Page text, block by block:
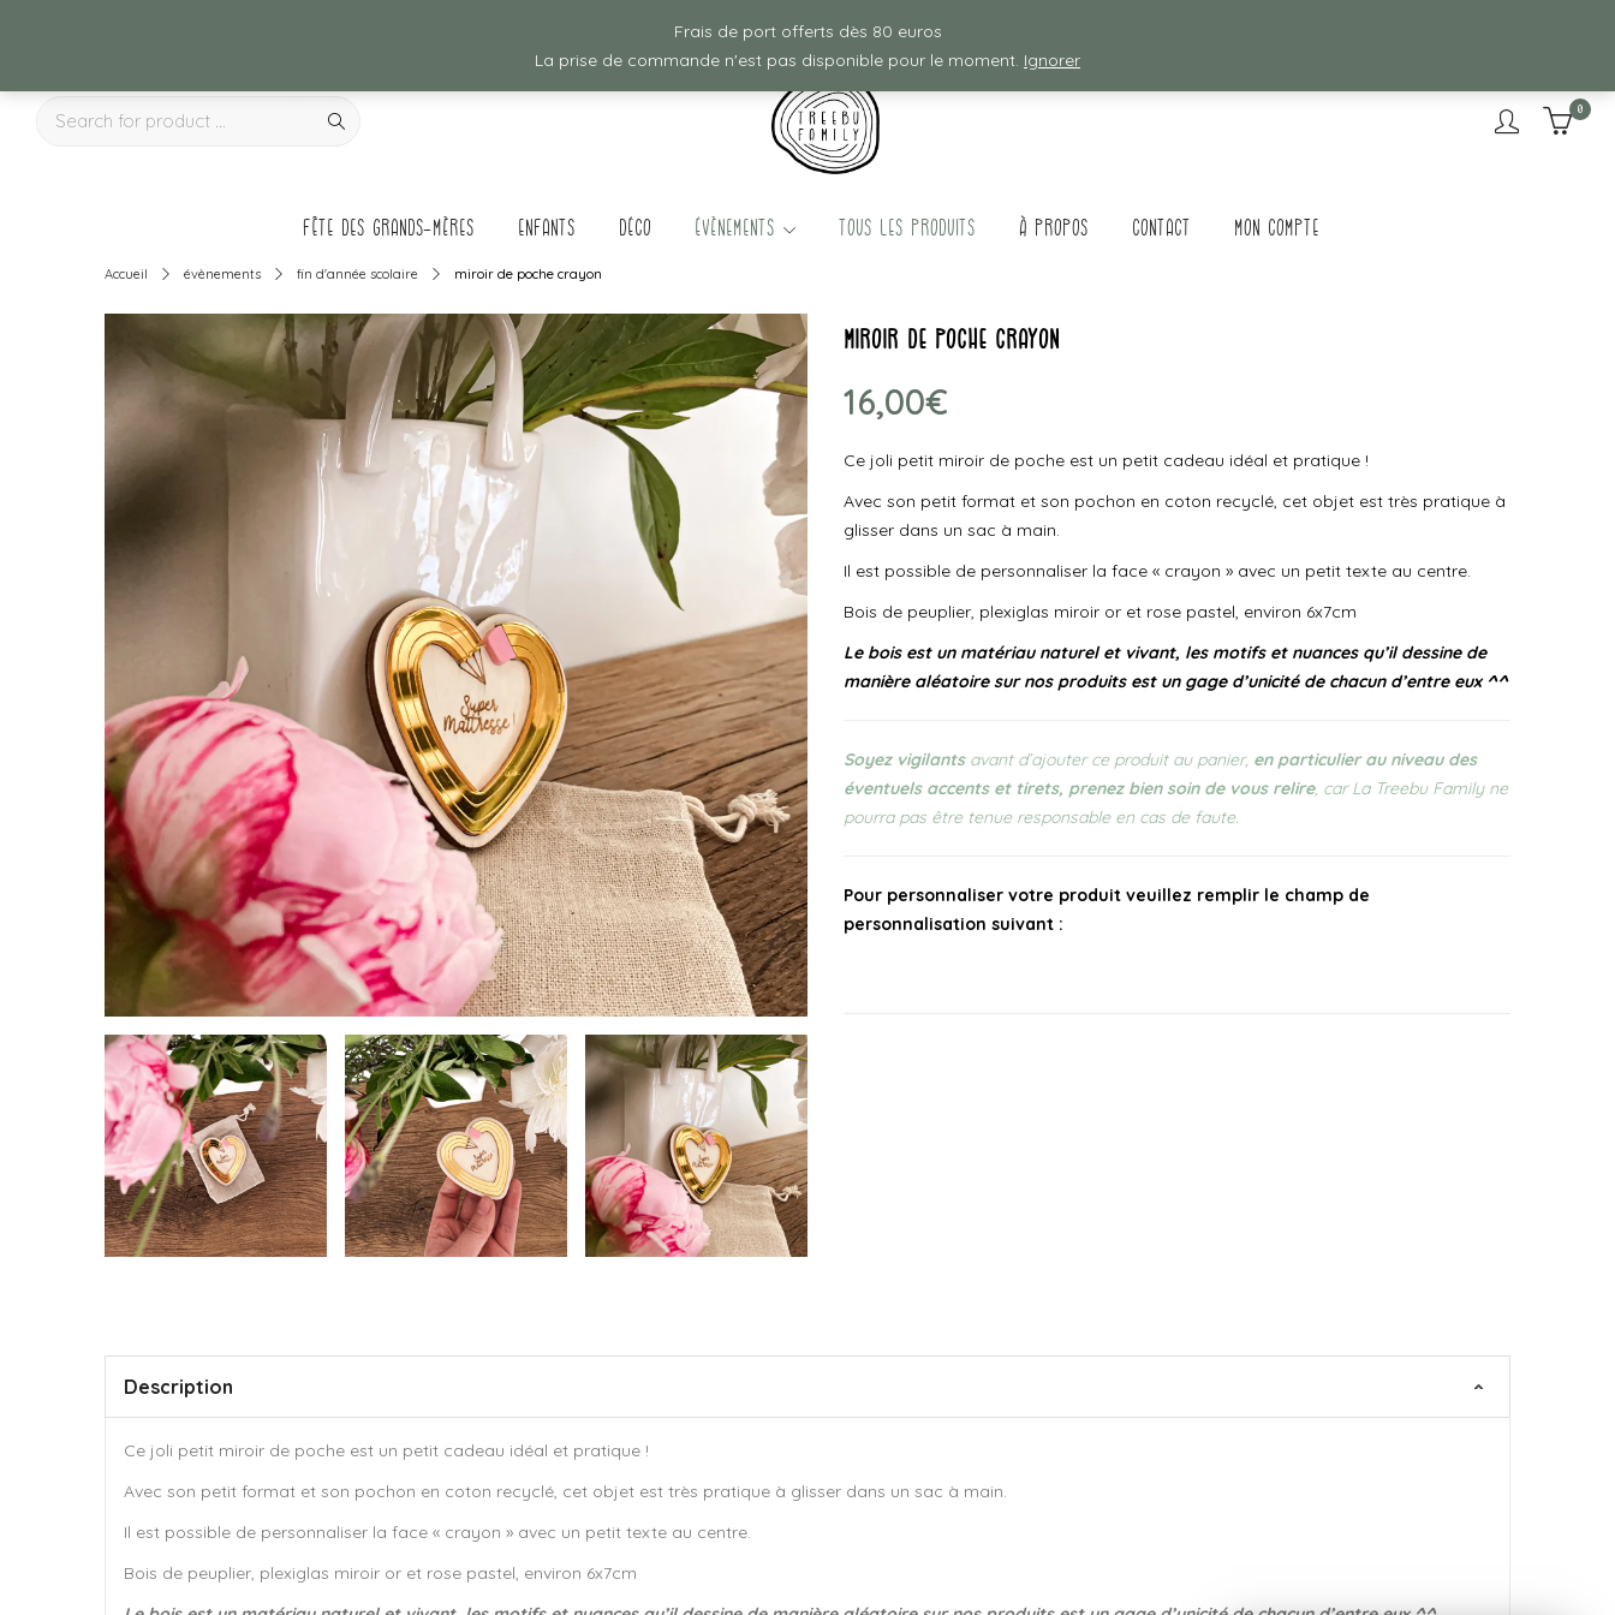
Frais de ports offerts à partir de 80€ d'achat :)
0
Fête des grands-mères enfants Déco évènements TOUS LES PRODUITS à propos Contact Mon compte
Accueil évènements fin d'année scolaire miroir de poche crayon
miroir de poche crayon
16,00€
Ce joli petit miroir de poche est un petit cadeau idéal et pratique !
Avec son petit format et son pochon en coton recyclé, cet objet est très pratique à
glisser dans un sac à main.
Il est possible de personnaliser la face « crayon » avec un petit texte au centre.
Bois de peuplier, plexiglas miroir or et rose pastel, environ 6x7cm
Le bois est un matériau naturel et vivant, les motifs et nuances qu’il dessine de
manière aléatoire sur nos produits est un gage d’unicité de chacun d’entre eux ^^
Soyez vigilantsavant d’ajouter ce produit au panier, en particulier au niveau des
éventuels accents et tirets, prenez bien soin de vous relire, car La Treebu Family ne
pourra pas être tenue responsable en cas de faute.
Pour personnaliser votre produit veuillez remplir le champ de
personnalisation suivant :
Description
Ce joli petit miroir de poche est un petit cadeau idéal et pratique !
Avec son petit format et son pochon en coton recyclé, cet objet est très pratique à glisser dans un sac à main.
Il est possible de personnaliser la face « crayon » avec un petit texte au centre.
Bois de peuplier, plexiglas miroir or et rose pastel, environ 6x7cm
Frais de port offerts dès 80 euros
La prise de commande n'est pas disponible pour le moment. Ignorer